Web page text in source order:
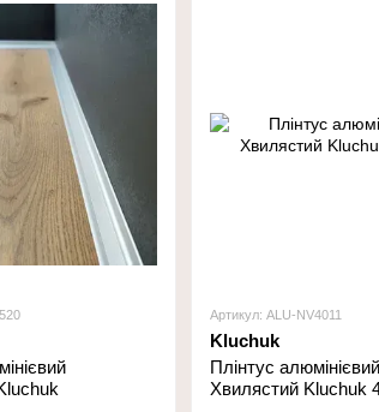
Артикул: ALU-NV4011
Kluchuk
Плінтус алюмінієвий
Хвилястий Kluchuk